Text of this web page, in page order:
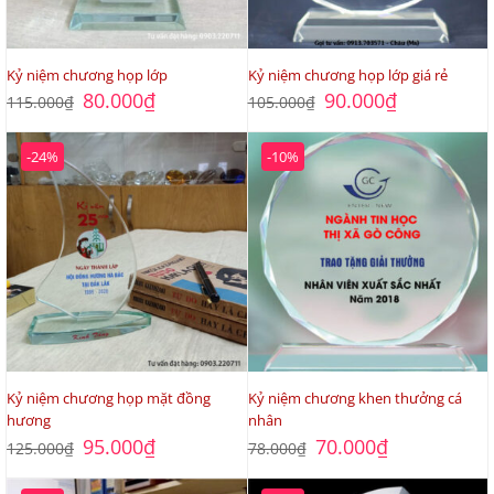
Kỷ niệm chương họp lớp
115.000₫ Giá
gốc
là:
115.000₫.
80.000₫Giá
tại
là:
80.000₫.
Kỷ niệm chương họp lớp giá rẻ
105.000₫ Giá
gốc
là:
105.000₫.
90.000₫Giá
hiện
tại
là:
90.000₫.
-24%
Kỷ niệm chương họp mặt đồng
hương
125.000₫ Giá
gốc
125.000₫.
95.000₫Giá
là:
-10%
Kỷ niệm chương khen thưởng cá
nhân
78.000₫ Giá
gốc
78.000₫.
70.000₫Giá
hiện
là: